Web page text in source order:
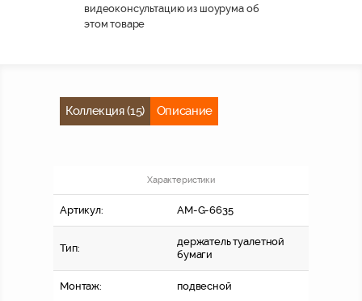
видеоконсультацию из шоурума об
этом товаре
Коллекция (15) Описание
Характеристики
Артикул: AM-G-6635
Тип:
держатель туалетной
бумаги
Монтаж: подвесной